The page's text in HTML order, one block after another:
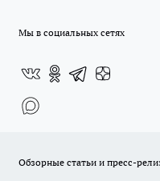
Мы в социальных сетях
Обзорные статьи и пресс-